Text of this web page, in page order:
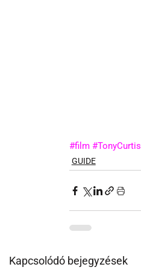
#film #TonyCurtis
GUIDE
Kapcsolódó bejegyzések